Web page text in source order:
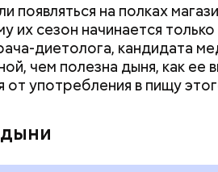
пьяного
праздники
и мире 5
и мире 4
появляться на полках
их сезон начинается
диетолога, кандидата
чем полезна дыня, как ее
от употребления в пищу